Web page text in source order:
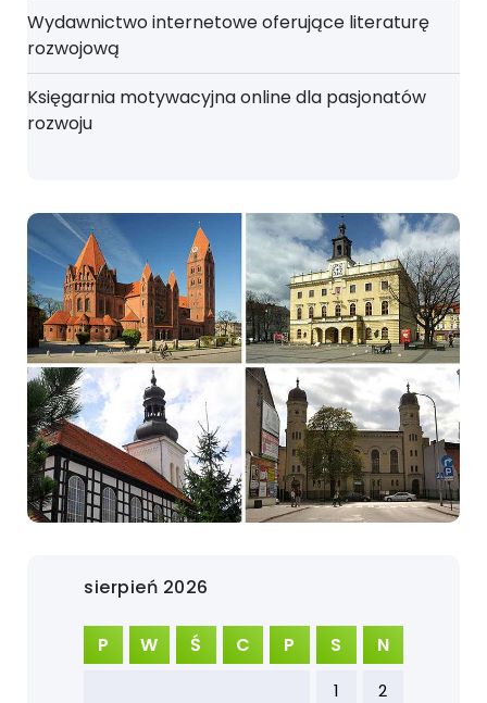
Wydawnictwo internetowe oferujące literaturę
rozwojową
Księgarnia motywacyjna online dla pasjonatów
rozwoju
sierpień 2026
P W Ś C P S N
1
2